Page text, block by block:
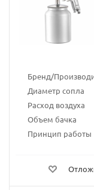
Бренд/
Диаметр сопла
Расход воздуха
Объем бачка
Принцип работы